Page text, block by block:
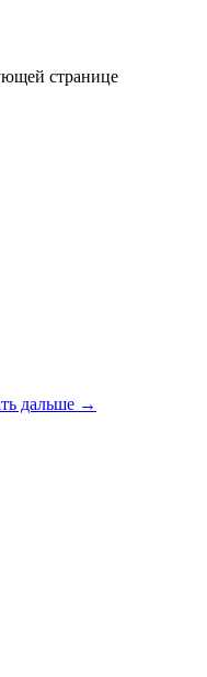
странице
дальше →